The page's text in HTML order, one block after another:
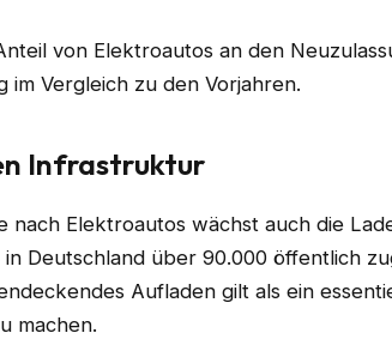
von Elektroautos an den
Vergleich zu den Vorjahren.
Infrastruktur
nach Elektroautos wächst auch die
Deutschland über 90.000 öffentlich
Aufladen gilt als ein
machen.